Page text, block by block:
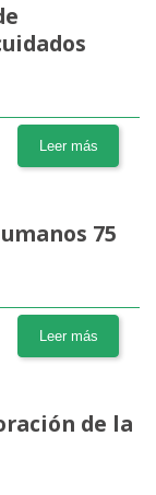
Leer más
75
Leer más
de la